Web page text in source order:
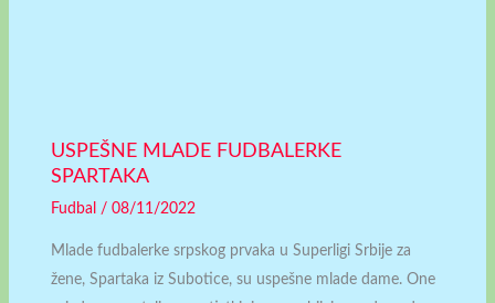
USPEŠNE MLADE FUDBALERKE
SPARTAKA
Fudbal / 08/11/2022
Mlade fudbalerke srpskog prvaka u Superligi Srbije za
žene, Spartaka iz Subotice, su uspešne mlade dame. One